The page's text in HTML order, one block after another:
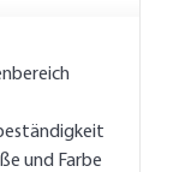
und Farbe